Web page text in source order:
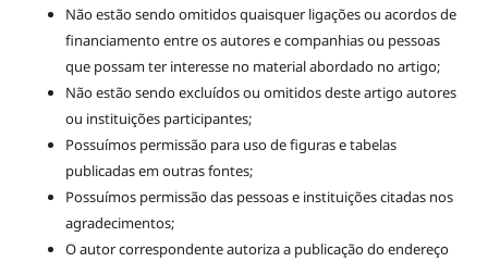
Não estão sendo omitidos quaisquer ligações ou acordos de
financiamento entre os autores e companhias ou pessoas
que possam ter interesse no material abordado no artigo;
Não estão sendo excluídos ou omitidos deste artigo autores
ou instituições participantes;
Possuímos permissão para uso de figuras e tabelas
publicadas em outras fontes;
Possuímos permissão das pessoas e instituições citadas nos
agradecimentos;
O autor correspondente autoriza a publicação do endereço